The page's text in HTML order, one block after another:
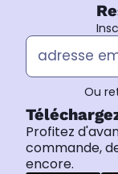
Ou
Profitez
commande,
encore.